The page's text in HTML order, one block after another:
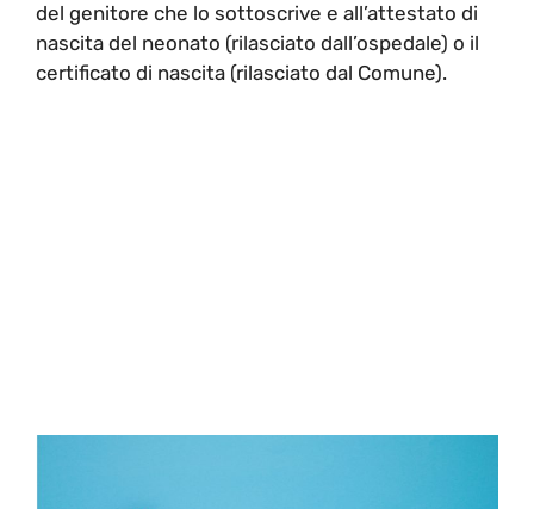
del genitore che lo sottoscrive e all’attestato di
nascita del neonato (rilasciato dall’ospedale) o il
certificato di nascita (rilasciato dal Comune).